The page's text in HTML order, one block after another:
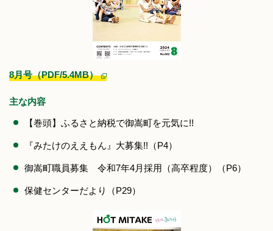
8月号（PDF/5.4MB）
主な内容
【巻頭】ふるさと納税で御嵩町を元気に!!
『みたけのええもん』大募集!!（P4）
御嵩町職員募集 令和7年4月採用（高卒程度）（P6）
保健センターだより（P29）